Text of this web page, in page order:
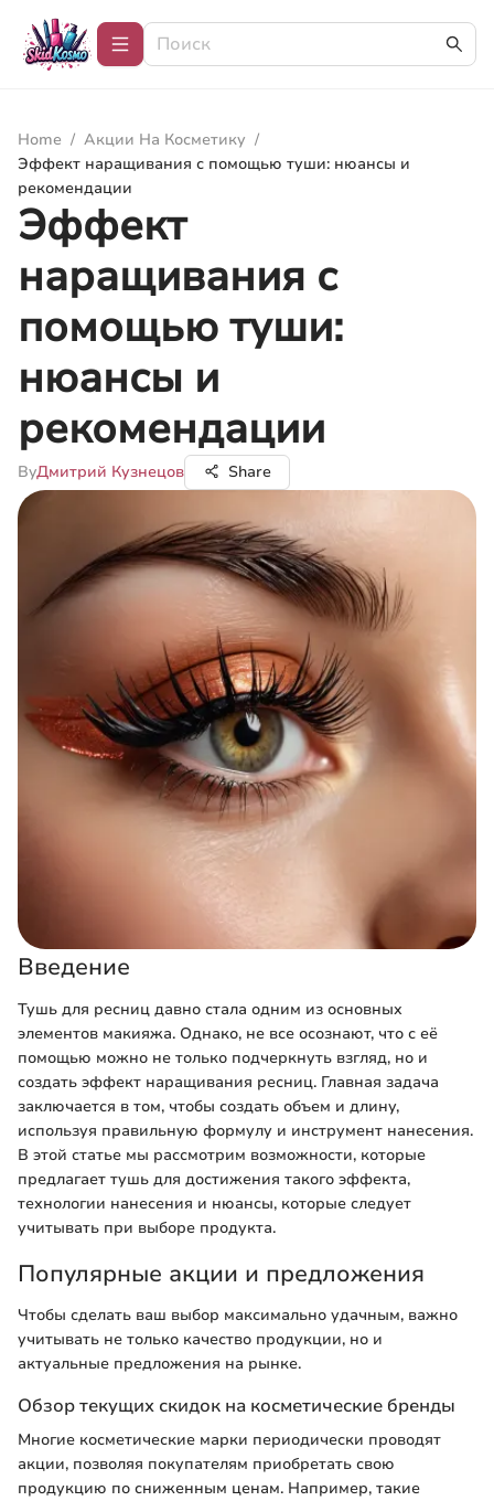
Home / Акции На Косметику /
Эффект наращивания с помощью туши: нюансы и
рекомендации
Эффект
наращивания с
помощью туши:
нюансы и
рекомендации
ByДмитрий Кузнецов Share
Введение
Тушь для ресниц давно стала одним из основных
элементов макияжа. Однако, не все осознают, что с её
помощью можно не только подчеркнуть взгляд, но и
создать эффект наращивания ресниц. Главная задача
заключается в том, чтобы создать объем и длину,
используя правильную формулу и инструмент нанесения.
В этой статье мы рассмотрим возможности, которые
предлагает тушь для достижения такого эффекта,
технологии нанесения и нюансы, которые следует
учитывать при выборе продукта.
Популярные акции и предложения
Чтобы сделать ваш выбор максимально удачным, важно
учитывать не только качество продукции, но и
актуальные предложения на рынке.
Обзор текущих скидок на косметические бренды
Многие косметические марки периодически проводят
акции, позволяя покупателям приобретать свою
продукцию по сниженным ценам. Например, такие